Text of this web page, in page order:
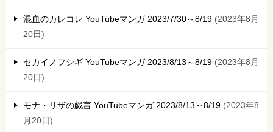
混血のカレコレ YouTubeマンガ 2023/7/30～8/19 2023年8月
20日
セカイノフシギ YouTubeマンガ 2023/8/13～8/19 2023年8月
20日
モナ・リザの戯言 YouTubeマンガ 2023/8/13～8/19 2023年8
月20日